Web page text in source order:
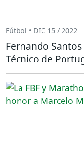
Fútbol • DIC 15 / 2022
Fernando
Técnico de